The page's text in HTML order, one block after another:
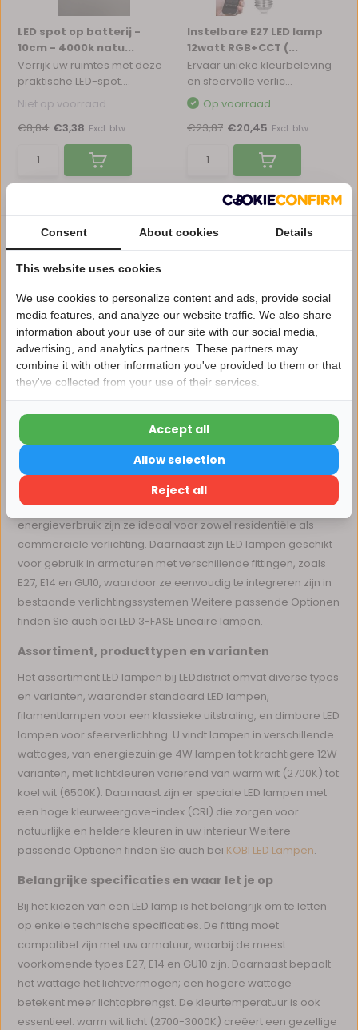
LED spot op batterij -
10cm - 4000k natu...
Verrijk uw ruimtes met deze
praktische LED-spot....
Niet op voorraad
€8,84 €3,38 Excl. btw
Instelbare E27 LED lamp
12watt RGB+CCT (...
Ervaar unieke kleurbeleving
en sfeervolle verlic...
Vergelijk
Op voorraad
€23,87 €20,45 Excl. btw
oplossing voor verlichting in uiteenlopende ruimtes. Of u nu
op zoek bent naar sfeervolle verlichting voor uw woonkamer,
functionele verlichting voor kantoor of duurzame lampen
voor commerciële ruimtes, bij LEDdistrict vindt u een
uitgebreid assortiment LED lampen die aan al deze wensen
voldoen Weitere passende Optionen finden Sie auch beiLED
Spots & LED lampen
Toepassingen van led lampen
LED lampen zijn geschikt voor vrijwel elke ruimte en
toepassing. Ze worden veel gebruikt in woonkamers,
keukens en slaapkamers, maar ook in kantoren, winkels en
horecagelegenheden. Dankzij hun lange levensduur en lage
energieverbruik zijn ze ideaal voor zowel residentiële als
commerciële verlichting. Daarnaast zijn LED lampen geschikt
voor gebruik in armaturen met verschillende fittingen, zoals
E27, E14 en GU10, waardoor ze eenvoudig te integreren zijn in
bestaande verlichtingssystemen Weitere passende Optionen
finden Sie auch bei LED 3-FASE Lineaire lampen.
Assortiment, producttypen en varianten
Het assortiment LED lampen bij LEDdistrict omvat diverse types
en varianten, waaronder standaard LED lampen,
filamentlampen voor een klassieke uitstraling, en dimbare LED
lampen voor sfeerverlichting. U vindt lampen in verschillende
wattages, van energiezuinige 4W lampen tot krachtigere 12W
varianten, met lichtkleuren variërend van warm wit (2700K) tot
koel wit (6500K). Daarnaast zijn er speciale LED lampen met
een hoge kleurweergave-index (CRI) die zorgen voor
natuurlijke en heldere kleuren in uw interieur Weitere
passende Optionen finden Sie auch bei KOBI LED Lampen.
Belangrijke specificaties en waar let je op
Bij het kiezen van een LED lamp is het belangrijk om te letten
op enkele technische specificaties. De fitting moet
compatibel zijn met uw armatuur, waarbij de meest
voorkomende types E27, E14 en GU10 zijn. Daarnaast bepaalt
het wattage het lichtvermogen; een hogere wattage
betekent meer lichtopbrengst. De kleurtemperatuur is ook
essentieel: warm wit licht (2700-3000K) creëert een gezellige
Nu 15% korting
15korting
15% korting
Verder winkelen
Consent About cookies Details
This website uses cookies
We use cookies to personalize content and ads, provide social
media features, and analyze our website traffic. We also share
information about your use of our site with our social media,
advertising, and analytics partners. These partners may
combine it with other information you've provided to them or that
they've collected from your use of their services.
Reject all
Allow selection
Accept all